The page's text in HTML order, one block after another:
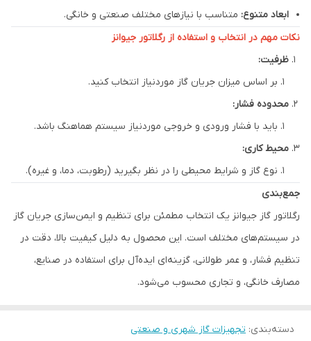
ابعاد متنوع: متناسب با نیازهای مختلف صنعتی و خانگی.
نکات مهم در انتخاب و استفاده از رگلاتور جیوانز
ظرفیت:
بر اساس میزان جریان گاز موردنیاز انتخاب کنید.
محدوده فشار:
باید با فشار ورودی و خروجی موردنیاز سیستم هماهنگ باشد.
محیط کاری:
نوع گاز و شرایط محیطی را در نظر بگیرید (رطوبت، دما، و غیره).
جمع‌بندی
رگلاتور گاز جیوانز یک انتخاب مطمئن برای تنظیم و ایمن‌سازی جریان گاز
در سیستم‌های مختلف است. این محصول به دلیل کیفیت بالا، دقت در
تنظیم فشار، و عمر طولانی، گزینه‌ای ایده‌آل برای استفاده در صنایع،
مصارف خانگی، و تجاری محسوب می‌شود.
دسته‌بندی: تجهیزات گاز شهری و صنعتی